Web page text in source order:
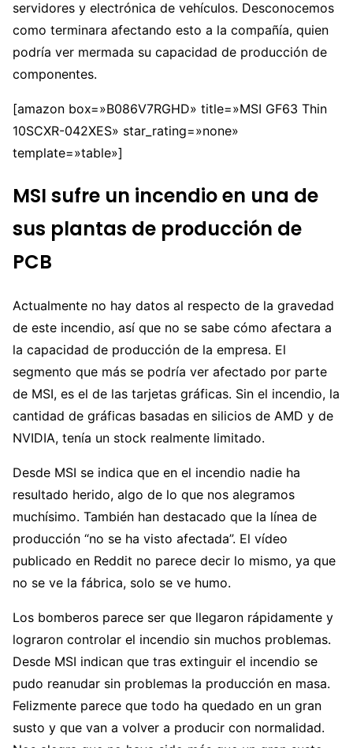
servidores y electrónica de vehículos. Desconocemos
como terminara afectando esto a la compañía, quien
podría ver mermada su capacidad de producción de
componentes.
[amazon box=»B086V7RGHD» title=»MSI GF63 Thin
10SCXR-042XES» star_rating=»none»
template=»table»]
MSI sufre un incendio en una de
sus plantas de producción de
PCB
Actualmente no hay datos al respecto de la gravedad
de este incendio, así que no se sabe cómo afectara a
la capacidad de producción de la empresa. El
segmento que más se podría ver afectado por parte
de MSI, es el de las tarjetas gráficas. Sin el incendio, la
cantidad de gráficas basadas en silicios de AMD y de
NVIDIA, tenía un stock realmente limitado.
Desde MSI se indica que en el incendio nadie ha
resultado herido, algo de lo que nos alegramos
muchísimo. También han destacado que la línea de
producción “no se ha visto afectada”. El vídeo
publicado en Reddit no parece decir lo mismo, ya que
no se ve la fábrica, solo se ve humo.
Los bomberos parece ser que llegaron rápidamente y
lograron controlar el incendio sin muchos problemas.
Desde MSI indican que tras extinguir el incendio se
pudo reanudar sin problemas la producción en masa.
Felizmente parece que todo ha quedado en un gran
susto y que van a volver a producir con normalidad.